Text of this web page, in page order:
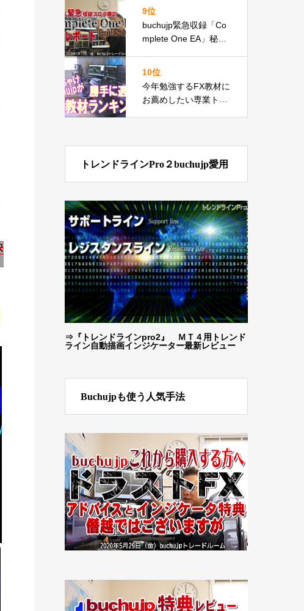
9位
buchujp緊急収録「Co
mplete One EA」秘密
触れてみた
10位
今年勉強するFX教材に
お薦めしたい専業トレ
トレンドラインPro２buchujp愛用
⇒ 『トレンドラインpro2』 ＭＴ４用トレンド
ライン自動描画インジケーター最新レビュー
Buchujpも使う人気手法